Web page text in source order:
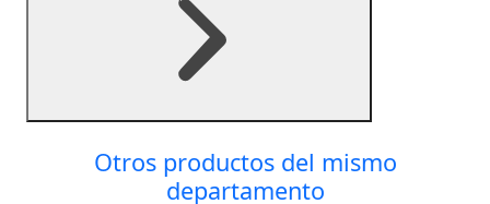
Otros productos del mismo
departamento